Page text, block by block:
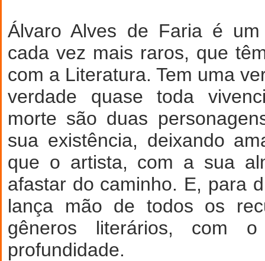
Álvaro Alves de Faria é um
cada vez mais raros, que
com a Literatura. Tem uma
verdade quase toda
morte são duas
sua existência, deixando
que o artista, com a sua
afastar do caminho. E, para
lança mão de todos os
gêneros literários, com
profundidade.